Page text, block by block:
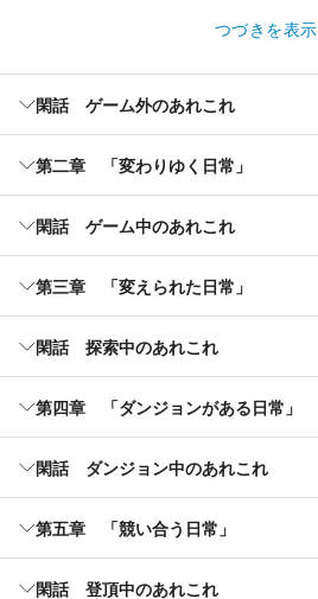
つづきを表示
閑話 ゲーム外のあれこれ
第二章 「変わりゆく日常」
閑話 ゲーム中のあれこれ
第三章 「変えられた日常」
閑話 探索中のあれこれ
第四章 「ダンジョンがある日常」
閑話 ダンジョン中のあれこれ
第五章 「競い合う日常」
閑話 登頂中のあれこれ